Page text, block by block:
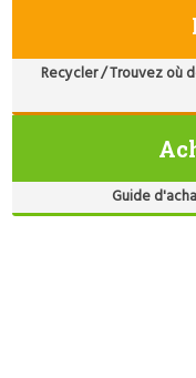
Recycler / Trouvez où
Guide